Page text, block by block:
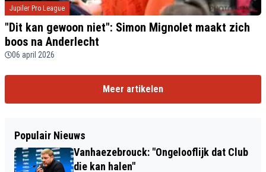
Jupiler Pro League
"Dit kan gewoon niet": Simon Mignolet maakt zich
boos na Anderlecht
06 april 2026
Meer artikelen
Populair Nieuws
Vanhaezebrouck: "Ongelooflijk dat Club
die kan halen"